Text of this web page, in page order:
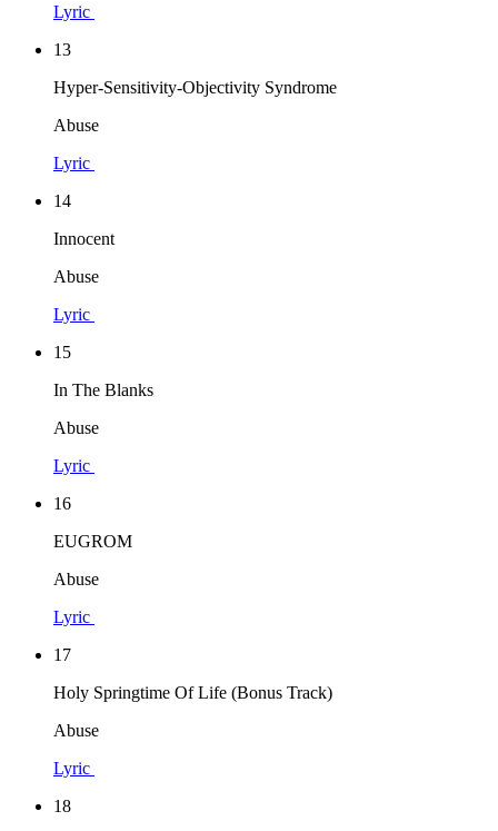
Lyric
13
Hyper-Sensitivity-Objectivity Syndrome
Abuse
Lyric
14
Innocent
Abuse
Lyric
15
In The Blanks
Abuse
Lyric
16
EUGROM
Abuse
Lyric
17
Holy Springtime Of Life (Bonus Track)
Abuse
Lyric
18